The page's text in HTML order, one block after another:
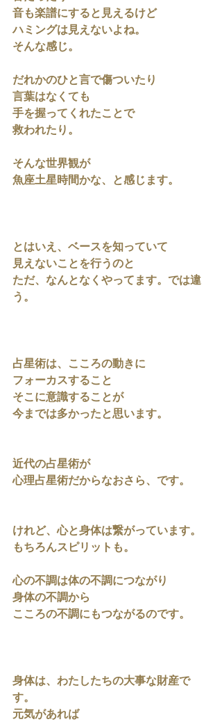
音も楽譜にすると見えるけど
ハミングは見えないよね。
そんな感じ。
だれかのひと言で傷ついたり
言葉はなくても
手を握ってくれたことで
救われたり。
そんな世界観が
魚座土星時間かな、と感じます。
とはいえ、ベースを知っていて
見えないことを行うのと
ただ、なんとなくやってます。では違
う。
占星術は、こころの動きに
フォーカスすること
そこに意識することが
今までは多かったと思います。
近代の占星術が
心理占星術だからなおさら、です。
けれど、心と身体は繋がっています。
もちろんスピリットも。
心の不調は体の不調につながり
身体の不調から
こころの不調にもつながるのです。
身体は、わたしたちの大事な財産で
す。
元気があれば